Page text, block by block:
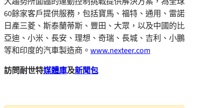
60餘家客戶提供服務，包括寶馬、福特、通用、雷諾
日產三菱、斯泰蘭蒂斯、豐田、大眾，以及中國的比
亞迪、小米、長安、理想、奇瑞、長城、吉利、小鵬
等和印度的汽車製造商。 www.nexteer.com
訪問耐世特媒體庫及新聞包